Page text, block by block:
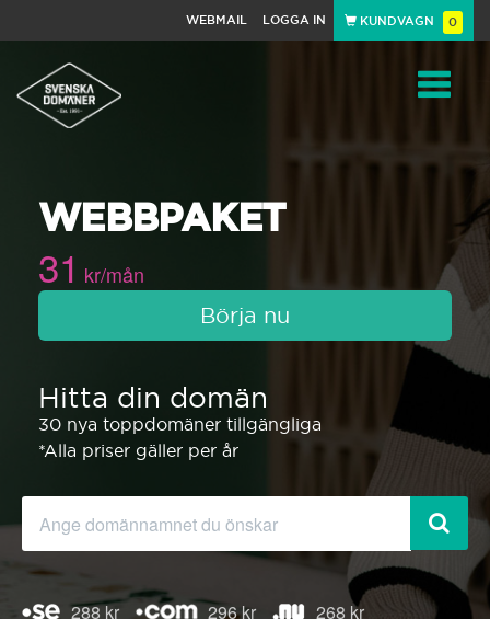
WEBMAIL LOGGA IN KUNDVAGN 0
Toggle
WEBBPAKET
31 kr/mån
Börja nu
Hitta din domän
30 nya toppdomäner tillgängliga
*Alla priser gäller per år
288 kr 296 kr 268 kr